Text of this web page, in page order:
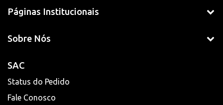
Páginas Institucionais
Sobre Nós
SAC
Status do Pedido
Fale Conosco